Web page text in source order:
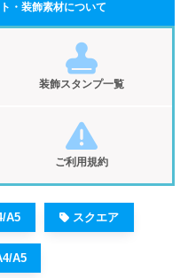
・装飾素材について
装飾スタンプ一覧
ご利用規約
A5 スクエア
A5